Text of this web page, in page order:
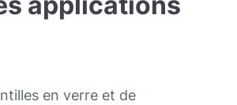
en verre et de